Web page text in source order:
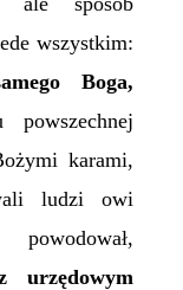
wszystkim:
Boga,
karami,
ludzi owi
urzędowym